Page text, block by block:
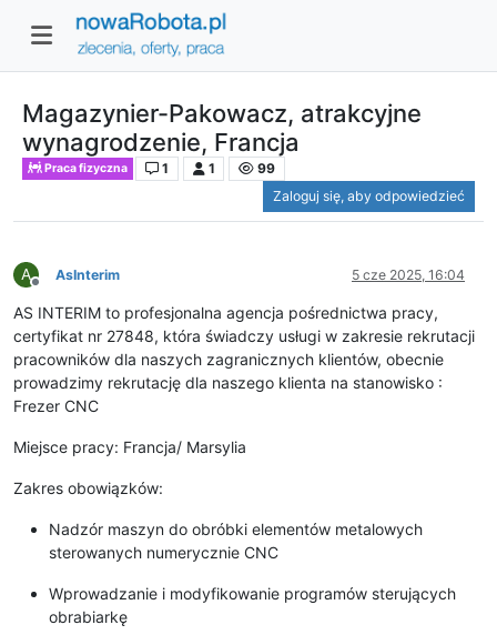
Magazynier-Pakowacz, atrakcyjne
wynagrodzenie, Francja
Praca fizyczna 1 1
99
Zaloguj się, aby odpowiedzieć
A
Niedostępny
AsInterim 5 cze 2025, 16:04
AS INTERIM to profesjonalna agencja pośrednictwa pracy,
certyfikat nr 27848, która świadczy usługi w zakresie rekrutacji
pracowników dla naszych zagranicznych klientów, obecnie
prowadzimy rekrutację dla naszego klienta na stanowisko :
Frezer CNC
Miejsce pracy: Francja/ Marsylia
Zakres obowiązków:
Nadzór maszyn do obróbki elementów metalowych
sterowanych numerycznie CNC
Wprowadzanie i modyfikowanie programów sterujących
obrabiarkę